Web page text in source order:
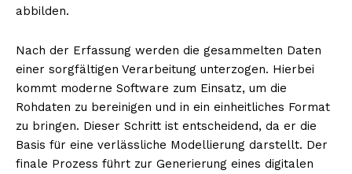
abbilden.
Nach der Erfassung werden die gesammelten Daten
einer sorgfältigen Verarbeitung unterzogen. Hierbei
kommt moderne Software zum Einsatz, um die
Rohdaten zu bereinigen und in ein einheitliches Format
zu bringen. Dieser Schritt ist entscheidend, da er die
Basis für eine verlässliche Modellierung darstellt. Der
finale Prozess führt zur Generierung eines digitalen